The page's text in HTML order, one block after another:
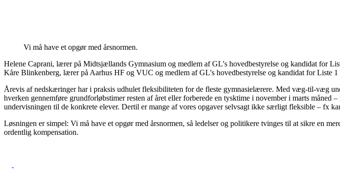
Vi må have et opgør med årsnormen.
Helene Caprani, lærer på Midtsjællands Gymnasium og medlem af GL's hovedbestyrelse og kandidat for
Kåre Blinkenberg, lærer på Aarhus HF og VUC og medlem af GL's hovedbestyrelse og kandidat for Liste 1
Årevis af nedskæringer har i praksis udhulet fleksibiliteten for de fleste gymnasielærere. Med væg-til-væg
hverken gennemføre grundforløbstimer resten af året eller forberede en tysktime i november i marts
undervisningen til de konkrete elever. Dertil er mange af vores opgaver selvsagt ikke særligt fleksible – fx
Løsningen er simpel: Vi må have et opgør med årsnormen, så ledelser og politikere tvinges til at sikre en
ordentlig kompensation.